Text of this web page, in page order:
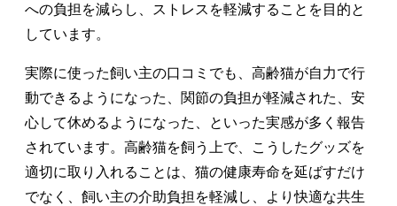
への負担を減らし、ストレスを軽減することを目的と
しています。
実際に使った飼い主の口コミでも、高齢猫が自力で行
動できるようになった、関節の負担が軽減された、安
心して休めるようになった、といった実感が多く報告
されています。高齢猫を飼う上で、こうしたグッズを
適切に取り入れることは、猫の健康寿命を延ばすだけ
でなく、飼い主の介助負担を軽減し、より快適な共生